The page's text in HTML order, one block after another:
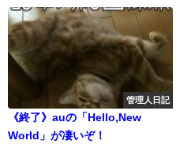
管理人日記
《終了》auの「Hello,New
World」が凄いぞ！